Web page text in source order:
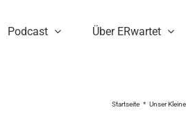
Podcast Über ERwartet
Startseite Unser